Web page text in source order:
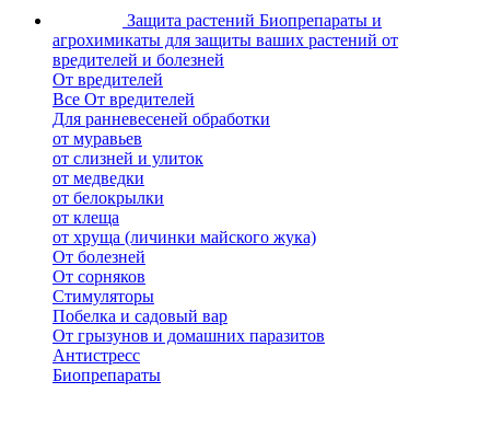
Защита растений Биопрепараты и
агрохимикаты для защиты ваших растений от
вредителей и болезней
От вредителей
Все От вредителей
Для ранневесеней обработки
от муравьев
от слизней и улиток
от медведки
от белокрылки
от клеща
от хруща (личинки майского жука)
От болезней
От сорняков
Стимуляторы
Побелка и садовый вар
От грызунов и домашних паразитов
Антистресс
Биопрепараты